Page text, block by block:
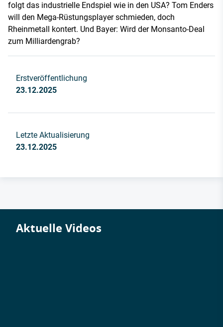
folgt das industrielle Endspiel wie in den USA? Tom Enders
will den Mega-Rüstungsplayer schmieden, doch
Rheinmetall kontert. Und Bayer: Wird der Monsanto-Deal
zum Milliardengrab?
Erstveröffentlichung
23.12.2025
Letzte Aktualisierung
23.12.2025
Aktuelle Videos